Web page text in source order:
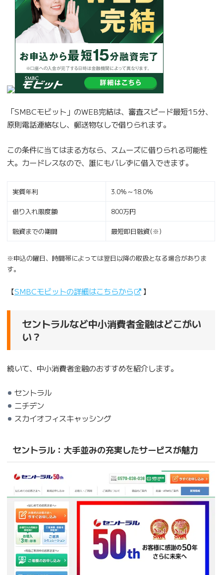
「SMBCモビット」のWEB完結は、審査スピード最短15分、
原則電話連絡なし、郵送物なしで借りられます。
この条件に当てはまる方なら、スムーズに借りられる可能性
大。カードレスなので、誰にもバレずに借入できます。
実質年利 3.0%～18.0%
借り入れ限度額 800万円
融資までの期間 最短即日融資(※)
※申込の曜日、時間帯によっては翌日以降の取扱となる場合がありま
す。
【SMBCモビットの詳細はこちらから 】
セントラルなど中小消費者金融はどこがい
い？
続いて、中小消費者金融のおすすめを紹介します。
セントラル
ニチデン
スカイオフィスキャッシング
セントラル：大手並みの充実したサービスが魅力